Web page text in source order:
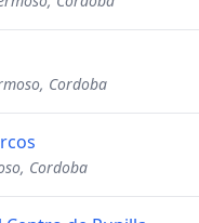
Cordoba
Cordoba